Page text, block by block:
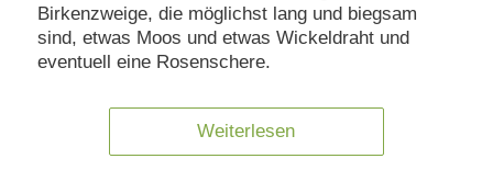
Birkenzweige, die möglichst lang und biegsam
sind, etwas Moos und etwas Wickeldraht und
eventuell eine Rosenschere.
Weiterlesen